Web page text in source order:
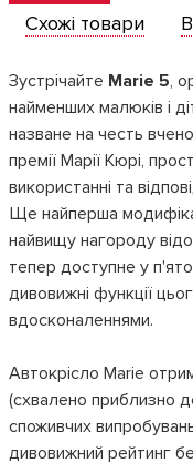
Схожі товари
Зустрічайте Marie 5,
найменших малюків і
назване на честь
премії Марії Кюрі,
використанні та
Ще найперша
найвищу нагороду
тепер доступне у
дивовижні функції
вдосконаленнями.
Автокрісло Marie
(схвалено приблизно
споживчих
дивовижний рейтинг